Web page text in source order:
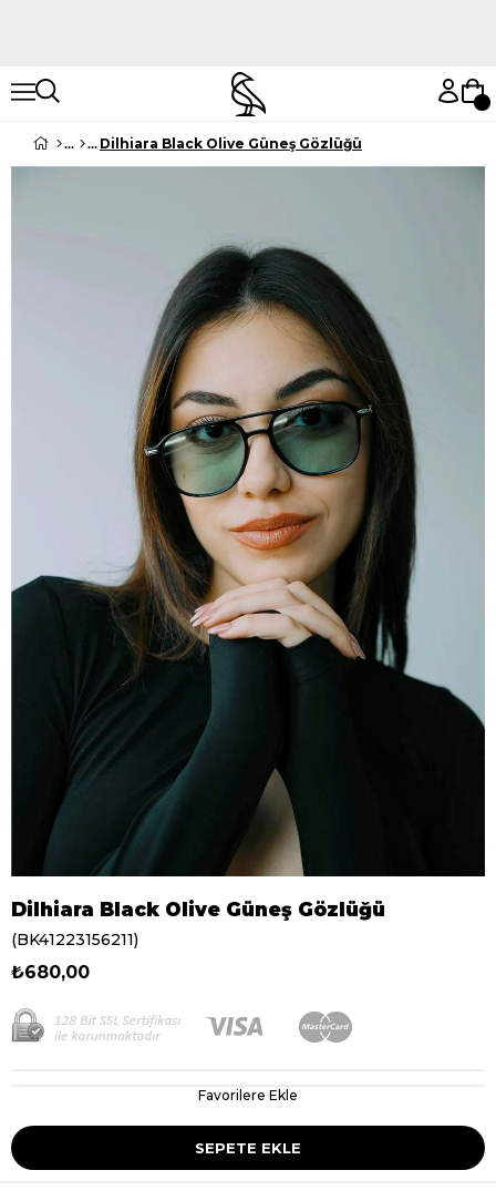
Dilhiara Black Olive Güneş Gözlüğü
Dilhiara Black Olive Güneş Gözlüğü
(BK41223156211)
₺680,00
Favorilere Ekle